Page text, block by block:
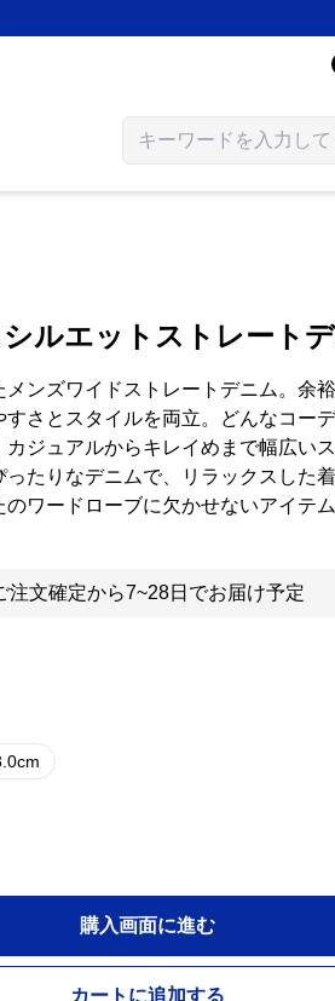
ルエットストレート
メンズワイドストレートデニム。余
すさとスタイルを両立。どんなコー
カジュアルからキレイめまで幅広い
ったりなデニムで、リラックスした
ワードローブに欠かせないアイテ
注文確定から7~28日でお届け予定
購入画面に進む
カートに追加する